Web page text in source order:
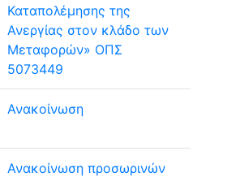
Καταπολέμησης της
Ανεργίας στον κλάδο των
Μεταφορών» ΟΠΣ
5073449
Ανακοίνωση
Ανακοίνωση προσωρινών